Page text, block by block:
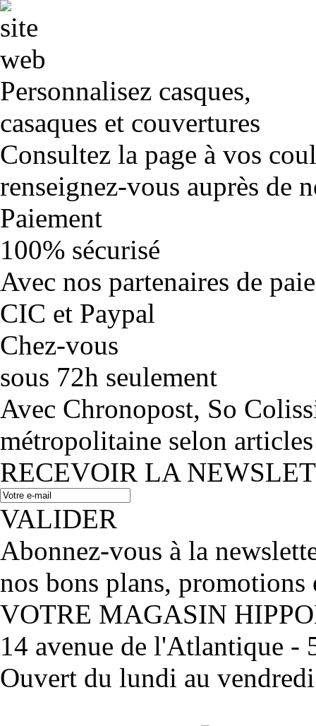
Personnalisez casques,
casaques et couvertures
Consultez la page à vos
renseignez-vous auprès de
Paiement
100% sécurisé
Avec nos partenaires de
CIC et Paypal
Chez-vous
sous 72h seulement
Avec Chronopost, So
métropolitaine selon
RECEVOIR LA
VALIDER
Abonnez-vous à la
nos bons plans, promotions
VOTRE MAGASIN
14 avenue de l'Atlantique -
Ouvert du lundi au